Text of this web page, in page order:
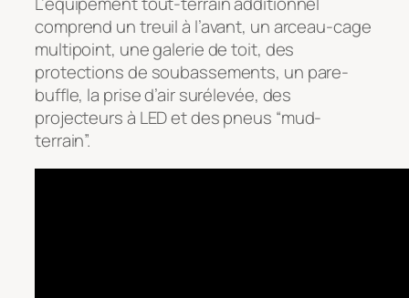
comprend un treuil à l’avant, un arceau-cage
multipoint, une galerie de toit, des
protections de soubassements, un pare-
buffle, la prise d’air surélevée, des
projecteurs à LED et des pneus “mud-
terrain”.